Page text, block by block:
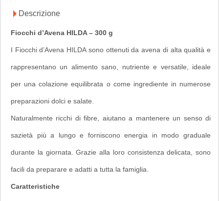
Descrizione
Fiocchi d’Avena HILDA – 300 g
I Fiocchi d’Avena HILDA sono ottenuti da avena di alta qualità e
rappresentano un alimento sano, nutriente e versatile, ideale
per una colazione equilibrata o come ingrediente in numerose
preparazioni dolci e salate.
Naturalmente ricchi di fibre, aiutano a mantenere un senso di
sazietà più a lungo e forniscono energia in modo graduale
durante la giornata. Grazie alla loro consistenza delicata, sono
facili da preparare e adatti a tutta la famiglia.
Caratteristiche